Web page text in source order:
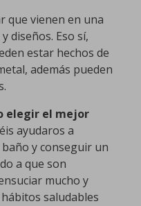
que vienen en una
diseños. Eso sí,
estar hechos de
además pueden
elegir el mejor
ayudaros a
y conseguir un
a que son
mucho y
saludables